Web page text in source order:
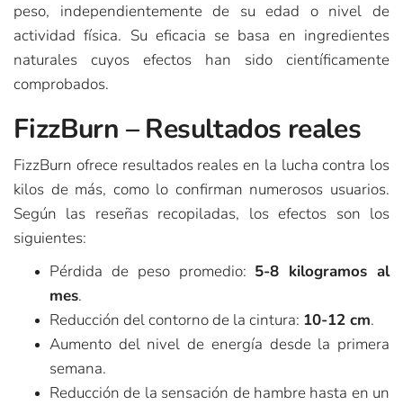
peso, independientemente de su edad o nivel de
actividad física. Su eficacia se basa en ingredientes
naturales cuyos efectos han sido científicamente
comprobados.
FizzBurn – Resultados reales
FizzBurn ofrece resultados reales en la lucha contra los
kilos de más, como lo confirman numerosos usuarios.
Según las reseñas recopiladas, los efectos son los
siguientes:
Pérdida de peso promedio: 5-8 kilogramos al
mes.
Reducción del contorno de la cintura: 10-12 cm.
Aumento del nivel de energía desde la primera
semana.
Reducción de la sensación de hambre hasta en un